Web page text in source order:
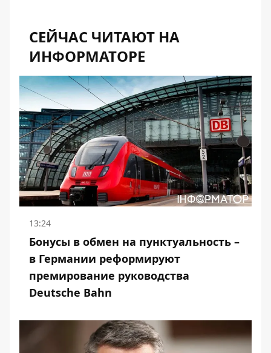
СЕЙЧАС ЧИТАЮТ НА
ИНФОРМАТОРЕ
13:24
Бонусы в обмен на пунктуальность –
в Германии реформируют
премирование руководства
Deutsche Bahn